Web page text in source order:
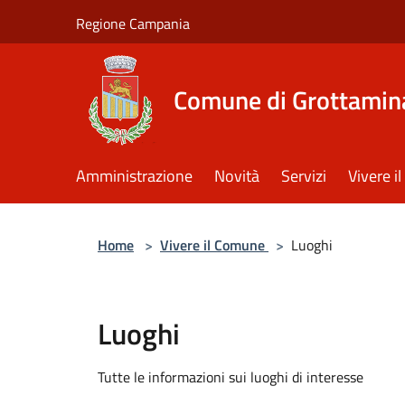
Regione Campania
Comune di
Amministrazione Novità Servizi Vivere
Home > Vivere il Comune > Luoghi
Luoghi
Tutte le informazioni sui luoghi di interesse